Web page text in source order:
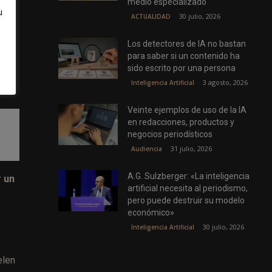
un
ACTUALIDAD 30 julio, 2026
Los detectores de IA no bastan
para saber si un contenido ha
sido escrito por una persona
Inteligencia Artificial 3 agosto, 2026
Veinte ejemplos de uso de la IA
en redacciones, productos y
negocios periodísticos
Audiencia 31 julio, 2026
A.G. Sulzberger: «La inteligencia
artificial necesita al periodismo,
pero puede destruir su modelo
económico»
Inteligencia Artificial 30 julio, 2026